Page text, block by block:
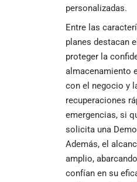
personalizadas.
Entre las
planes destacan
proteger la
almacenamiento
con el negocio y
recuperaciones
emergencias, si
solicita una
Además, el
amplio,
confían en su